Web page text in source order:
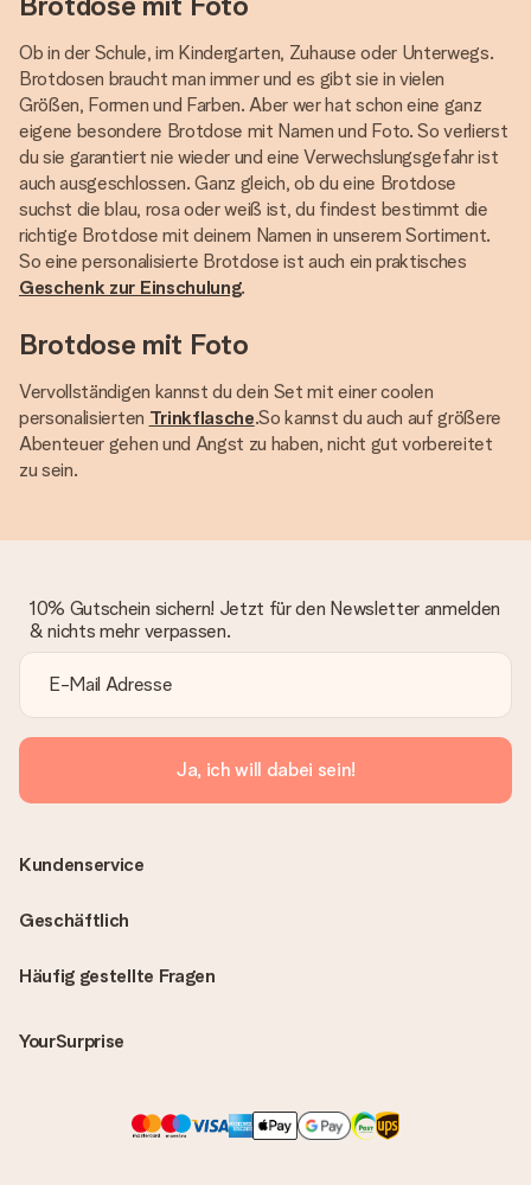
Ob in der Schule, im Kindergarten, Zuhause oder Unterwegs.
Brotdosen braucht man immer und es gibt sie in vielen
Größen, Formen und Farben. Aber wer hat schon eine ganz
eigene besondere Brotdose mit Namen und Foto. So verlierst
du sie garantiert nie wieder und eine Verwechslungsgefahr ist
auch ausgeschlossen. Ganz gleich, ob du eine Brotdose
suchst die blau, rosa oder weiß ist, du findest bestimmt die
richtige Brotdose mit deinem Namen in unserem Sortiment.
So eine personalisierte Brotdose ist auch ein praktisches
Geschenk zur Einschulung.
Brotdose mit Foto
Vervollständigen kannst du dein Set mit einer coolen
personalisierten Trinkflasche.So kannst du auch auf größere
Abenteuer gehen und Angst zu haben, nicht gut vorbereitet
zu sein.
10% Gutschein sichern! Jetzt für den Newsletter anmelden
& nichts mehr verpassen.
Ja, ich will dabei sein!
Häufig gestellte Fragen
YourSurprise
Kundenservice
Geschäftlich